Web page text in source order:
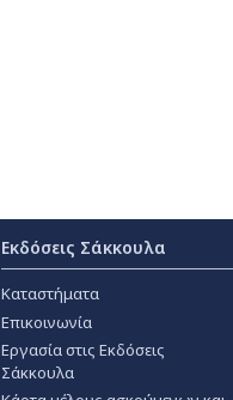
Εκδόσεις Σάκκουλα
Καταστήματα
Επικοινωνία
Εργασία στις Εκδόσεις
Σάκκουλα